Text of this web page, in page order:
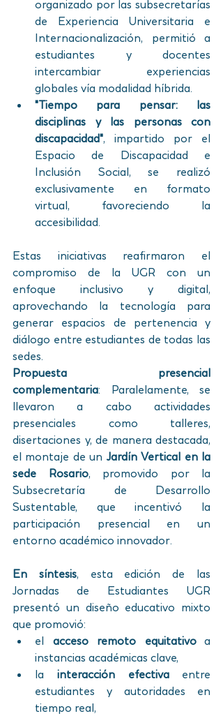
organizado por las subsecretarías
de Experiencia Universitaria e
Internacionalización, permitió a
estudiantes y docentes
intercambiar experiencias
globales vía modalidad híbrida.
"Tiempo para pensar: las
disciplinas y las personas con
discapacidad", impartido por el
Espacio de Discapacidad e
Inclusión Social, se realizó
exclusivamente en formato
virtual, favoreciendo la
accesibilidad.
Estas iniciativas reafirmaron el
compromiso de la UGR con un
enfoque inclusivo y digital,
aprovechando la tecnología para
generar espacios de pertenencia y
diálogo entre estudiantes de todas las
sedes.
Propuesta presencial
complementaria: Paralelamente, se
llevaron a cabo actividades
presenciales como talleres,
disertaciones y, de manera destacada,
el montaje de un Jardín Vertical en la
sede Rosario, promovido por la
Subsecretaría de Desarrollo
Sustentable, que incentivó la
participación presencial en un
entorno académico innovador.
En síntesis, esta edición de las
Jornadas de Estudiantes UGR
presentó un diseño educativo mixto
que promovió:
el acceso remoto equitativo a
instancias académicas clave,
la interacción efectiva entre
estudiantes y autoridades en
tiempo real,